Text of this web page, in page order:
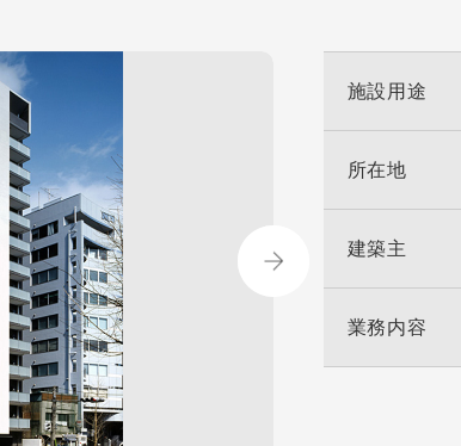
施設用途
所在地
建築主
業務内容